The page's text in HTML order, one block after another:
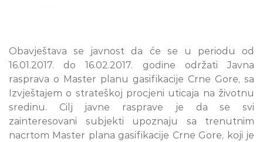
Obavještava se javnost da će se u periodu od
16.01.2017. do 16.02.2017. godine održati Javna
rasprava o Master planu gasifikacije Crne Gore, sa
Izvještajem o strateškoj procjeni uticaja na životnu
sredinu. Cilj javne rasprave je da se svi
zainteresovani subjekti upoznaju sa trenutnim
nacrtom Master plana gasifikacije Crne Gore, koji je